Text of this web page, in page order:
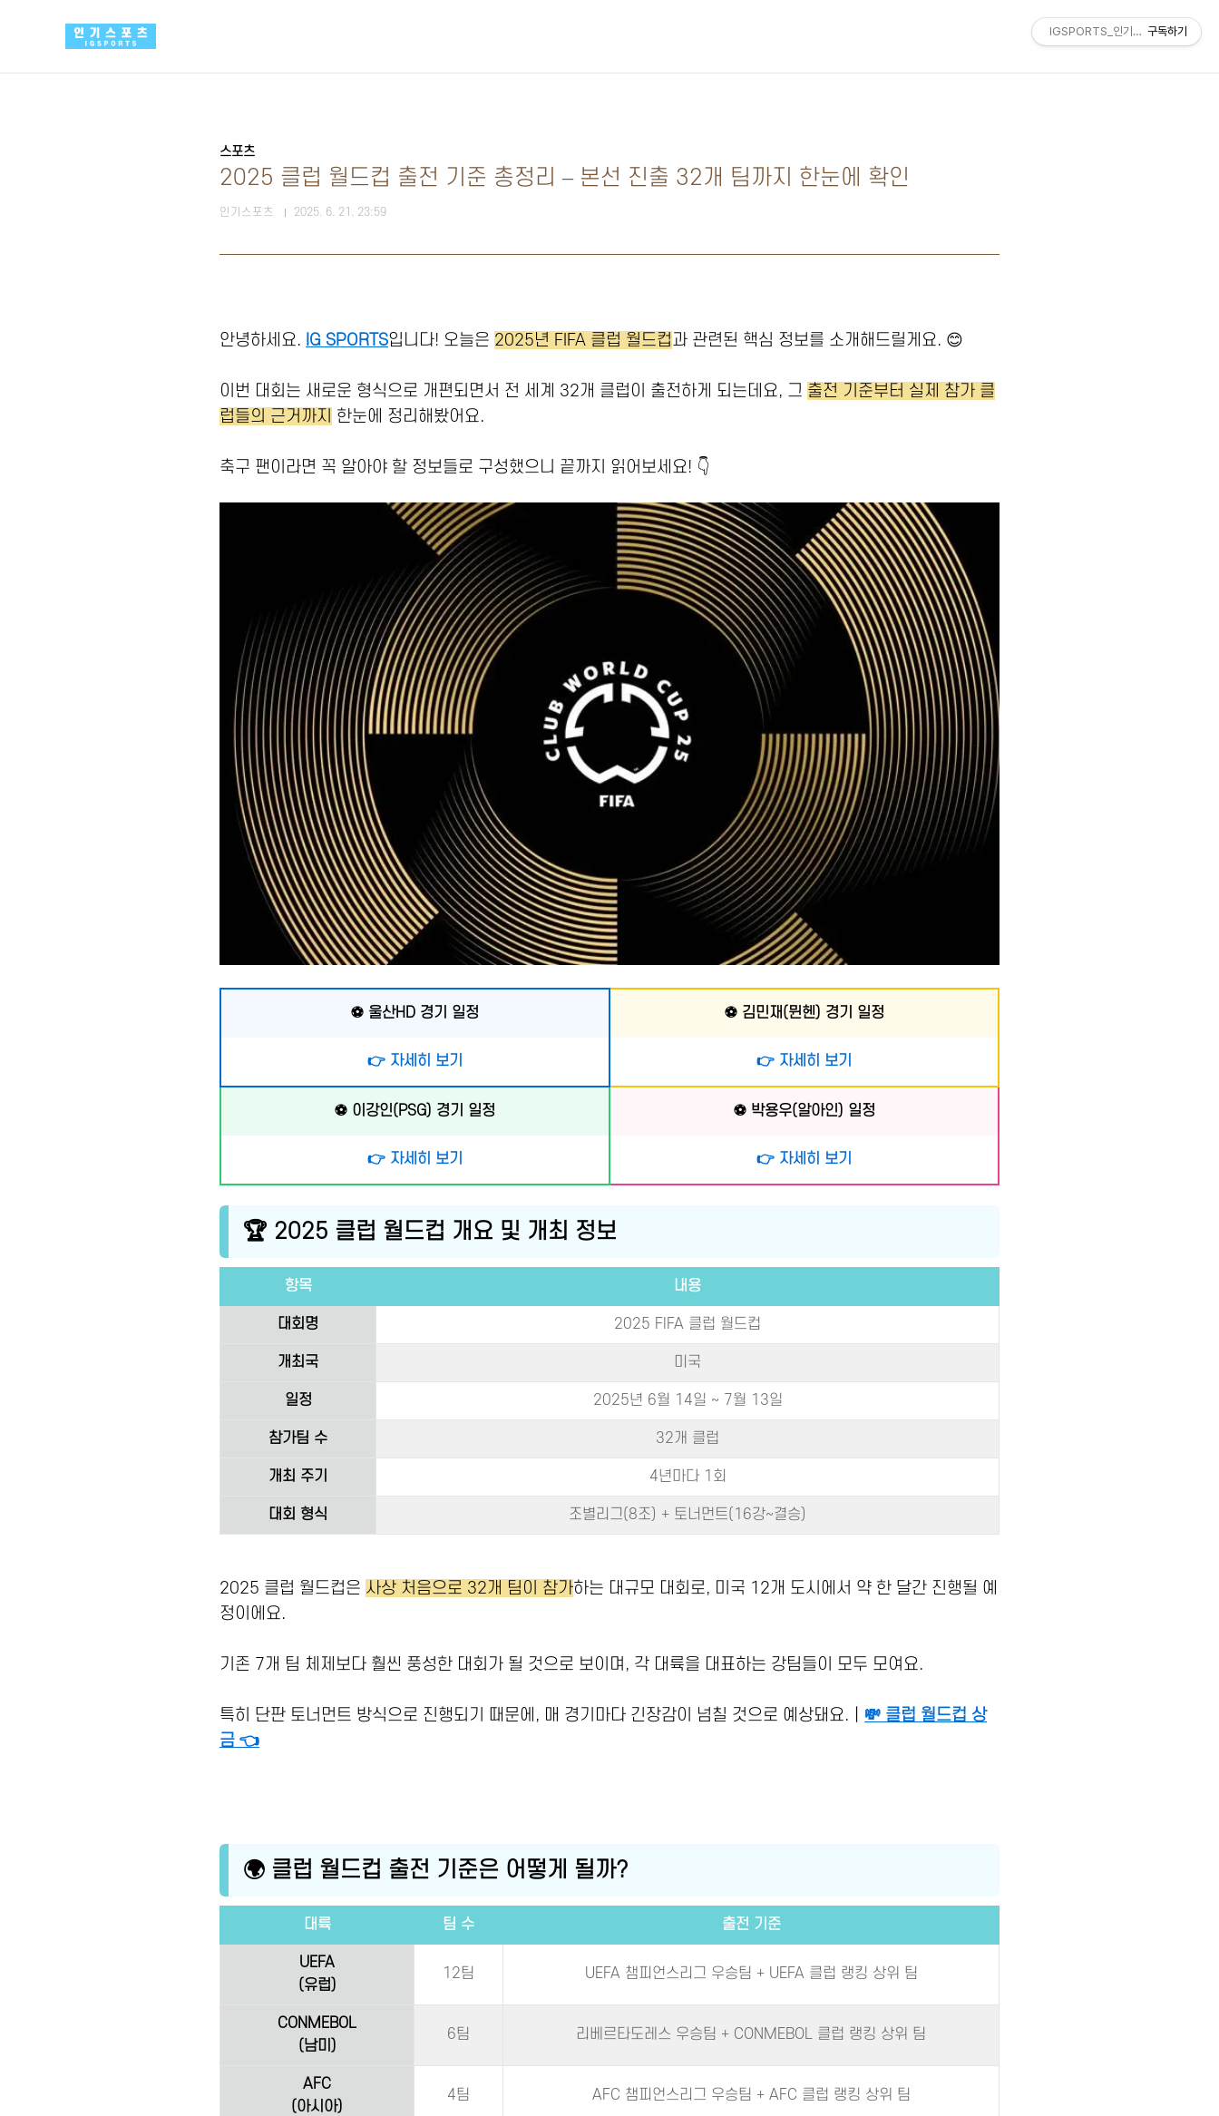
스포츠
2025 클럽 월드컵 출전 기준 총정리 – 본선 진출 32개 팀까지 한눈에 확인
인기스포츠 2025. 6. 21. 23:59
안녕하세요. IG SPORTS입니다! 오늘은 2025년 FIFA 클럽 월드컵과 관련된 핵심 정보를 소개해드릴게요. 😊
이번 대회는 새로운 형식으로 개편되면서 전 세계 32개 클럽이 출전하게 되는데요, 그 출전 기준부터 실제 참가 클
럽들의 근거까지 한눈에 정리해봤어요.
축구 팬이라면 꼭 알아야 할 정보들로 구성했으니 끝까지 읽어보세요! 👇
⚽ 울산HD 경기 일정 ⚽ 김민재(뮌헨) 경기 일정
👉 자세히 보기 👉 자세히 보기
⚽ 이강인(PSG) 경기 일정 ⚽ 박용우(알아인) 일정
👉 자세히 보기 👉 자세히 보기
🏆 2025 클럽 월드컵 개요 및 개최 정보
항목 내용
대회명 2025 FIFA 클럽 월드컵
개최국 미국
일정 2025년 6월 14일 ~ 7월 13일
참가팀 수 32개 클럽
개최 주기 4년마다 1회
대회 형식 조별리그(8조) + 토너먼트(16강~결승)
2025 클럽 월드컵은 사상 처음으로 32개 팀이 참가하는 대규모 대회로, 미국 12개 도시에서 약 한 달간 진행될 예
정이에요.
기존 7개 팀 체제보다 훨씬 풍성한 대회가 될 것으로 보이며, 각 대륙을 대표하는 강팀들이 모두 모여요.
특히 단판 토너먼트 방식으로 진행되기 때문에, 매 경기마다 긴장감이 넘칠 것으로 예상돼요.｜ 💸 클럽 월드컵 상
금 👈
🌍 클럽 월드컵 출전 기준은 어떻게 될까?
대륙 팀 수 출전 기준
UEFA
(유럽)
12팀 UEFA 챔피언스리그 우승팀 + UEFA 클럽 랭킹 상위 팀
CONMEBOL
(남미)
6팀 리베르타도레스 우승팀 + CONMEBOL 클럽 랭킹 상위 팀
AFC
(아시아)
4팀 AFC 챔피언스리그 우승팀 + AFC 클럽 랭킹 상위 팀
IGSPORTS_인기스포츠구독하기